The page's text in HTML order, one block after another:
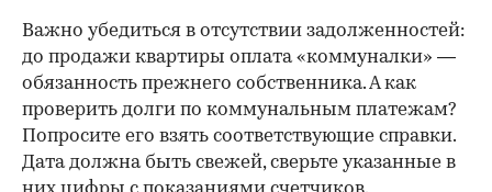
Важно убедиться в отсутствии задолженностей:
до продажи квартиры оплата «коммуналки» —
обязанность прежнего собственника. А как
проверить долги по коммунальным платежам?
Попросите его взять соответствующие справки.
Дата должна быть свежей, сверьте указанные в